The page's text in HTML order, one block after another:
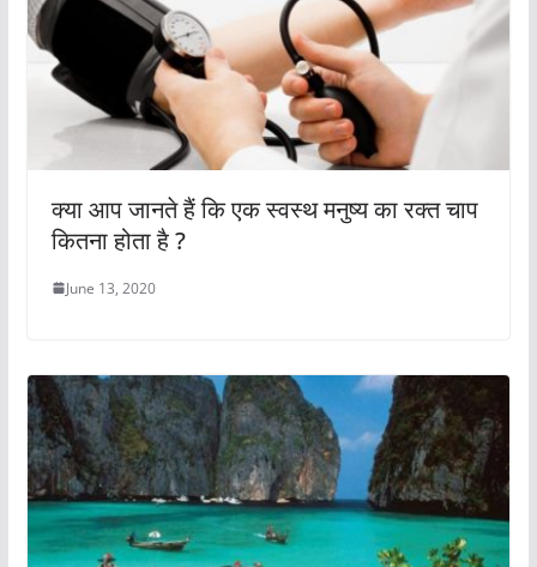
क्या आप जानते हैं कि एक स्वस्थ मनुष्य का रक्त चाप
कितना होता है ?
June 13, 2020